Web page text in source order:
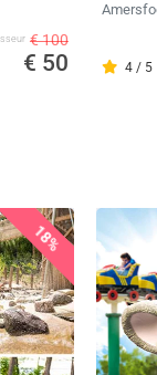
€ 100
€ 50 4 / 5
18%